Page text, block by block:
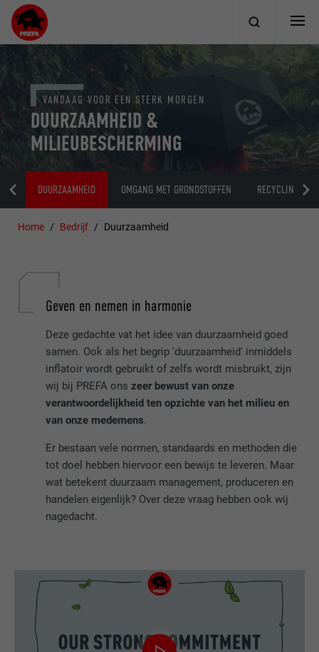
DUURZAAMHEID &
MILIEUBESCHERMING
VANDAAG VOOR EEN STERK MORGEN
DUURZAAMHEID OMGANG MET GRONDSTOFFEN RECYCLING
Home Bedrijf Duurzaamheid
Geven en nemen in harmonie
Deze gedachte vat het idee van duurzaamheid goed
samen. Ook als het begrip 'duurzaamheid' inmiddels
inflatoir wordt gebruikt of zelfs wordt misbruikt, zijn
wij bij PREFA onszeer bewust van onze
verantwoordelijkheid ten opzichte van het milieu en
van onze medemens.
Er bestaan vele normen, standaards en methoden die
tot doel hebben hiervoor een bewijs te leveren. Maar
wat betekent duurzaam management, produceren en
handelen eigenlijk? Over deze vraag hebben ook wij
nagedacht.